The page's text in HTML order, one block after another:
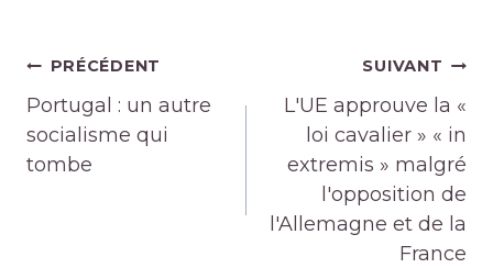
Navigation
de
l’article
PRÉCÉDENT
Portugal : un autre
socialisme qui
tombe
SUIVANT
L'UE approuve la «
loi cavalier » « in
extremis » malgré
l'opposition de
l'Allemagne et de la
France